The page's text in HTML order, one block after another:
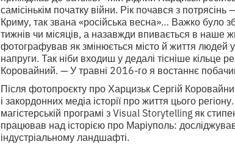
самісінькім початку війни. Рік почався з
Криму, так звана «російська весна»… Важко було
тижнів чи місяців, а назавжди впивається в наше
фотографував як змінюється місто й життя людей
напруги. Так ніби входиш у дедалі тісніше кільце
Коровайний. — У травні 2016-го я востаннє
Після фотопроєкту про Харцизьк Сергій
і закордонних медіа історії про життя цього
магістерській програмі з Visual Storytelling як
працював над історією про Маріуполь:
індустріальному ландшафті.